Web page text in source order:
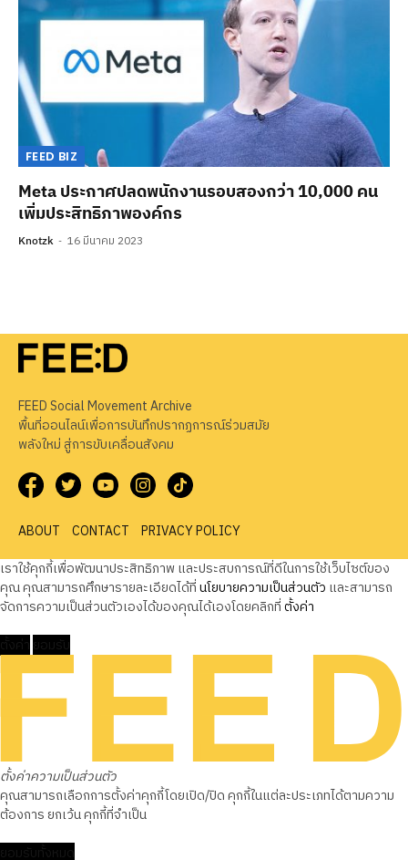
FEED BIZ
Meta ประกาศปลดพนักงานรอบสองกว่า 10,000 คน
เพิ่มประสิทธิภาพองค์กร
Knotzk 16 มีนาคม 2023
FEED Social Movement Archive
พื้นที่ออนไลน์เพื่อการบันทึกปรากฏการณ์ร่วมสมัย
พลังใหม่ สู่การขับเคลื่อนสังคม
ABOUT CONTACT
PRIVACY POLICY
เราใช้คุกกี้เพื่อพัฒนาประสิทธิภาพ และประสบการณ์ที่ดีในการใช้เว็บไซต์ของ
คุณ คุณสามารถศึกษารายละเอียดได้ที่นโยบายความเป็นส่วนตัว และสามารถ
จัดการความเป็นส่วนตัวเองได้ของคุณได้เองโดยคลิกที่ตั้งค่า
ตั้งค่าความเป็นส่วนตัว
คุณสามารถเลือกการตั้งค่าคุกกี้โดยเปิด/ปิด คุกกี้ในแต่ละประเภทได้ตามความ
ต้องการ ยกเว้น คุกกี้ที่จำเป็น